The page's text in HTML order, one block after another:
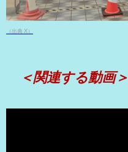
（出典 X）
＜関連する動画＞